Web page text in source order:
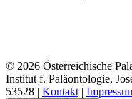
© 2026 Österreichische
Institut f. Paläontologie,
53528 | Kontakt |